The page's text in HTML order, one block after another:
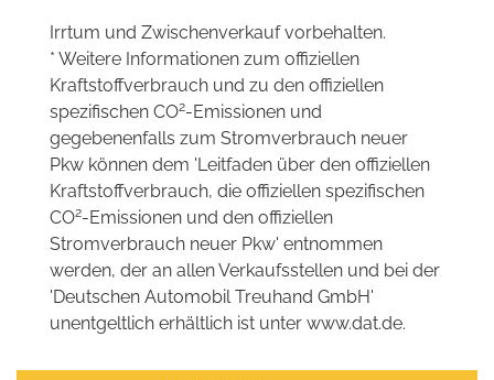
Irrtum und Zwischenverkauf vorbehalten.
* Weitere Informationen zum offiziellen
Kraftstoffverbrauch und zu den offiziellen
spezifischen CO2-Emissionen und
gegebenenfalls zum Stromverbrauch neuer
Pkw können dem 'Leitfaden über den offiziellen
Kraftstoffverbrauch, die offiziellen spezifischen
CO2-Emissionen und den offiziellen
Stromverbrauch neuer Pkw' entnommen
werden, der an allen Verkaufsstellen und bei der
'Deutschen Automobil Treuhand GmbH'
unentgeltlich erhältlich ist unter www.dat.de.